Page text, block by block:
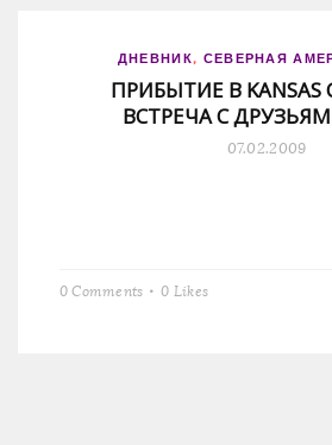
ДНЕВНИК, СЕВЕРНАЯ
ПРИБЫТИЕ В KANSAS
ВСТРЕЧА С
07.02.2009
0 Comments 0 Likes